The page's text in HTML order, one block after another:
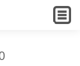
English